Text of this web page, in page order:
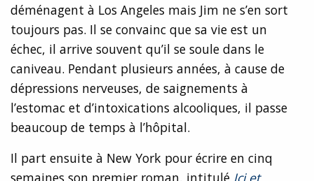
déménagent à Los Angeles mais Jim ne s’en sort
toujours pas. Il se convainc que sa vie est un
échec, il arrive souvent qu’il se soule dans le
caniveau. Pendant plusieurs années, à cause de
dépressions nerveuses, de saignements à
l’estomac et d’intoxications alcooliques, il passe
beaucoup de temps à l’hôpital.
Il part ensuite à New York pour écrire en cinq
semaines son premier roman, intitulé Ici et